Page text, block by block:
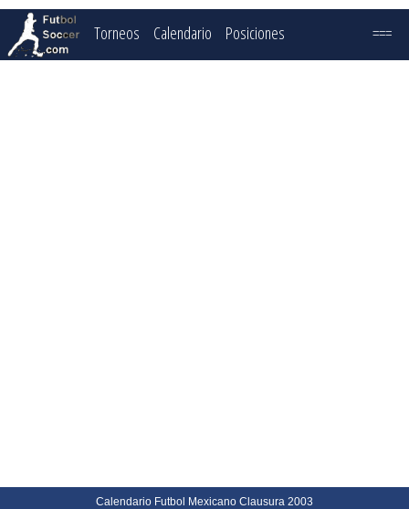
Torneos Calendario Posiciones ===
Calendario Futbol Mexicano Clausura 2003